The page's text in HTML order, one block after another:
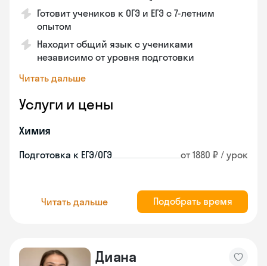
Готовит учеников к ОГЭ и ЕГЭ с 7-летним
опытом
Находит общий язык с учениками
независимо от уровня подготовки
Читать дальше
Услуги и цены
Химия
Подготовка к ЕГЭ/ОГЭ от 1880 ₽ / урок
Читать дальше Подобрать время
Диана